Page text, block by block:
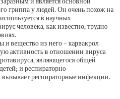
гриппа у людей. Он очень похож на
в научных
человека, как известно, трудно
вещество из него – карвакрол
активность в отношении вируса
являющегося общей
и респираторно-
респираторные инфекции.